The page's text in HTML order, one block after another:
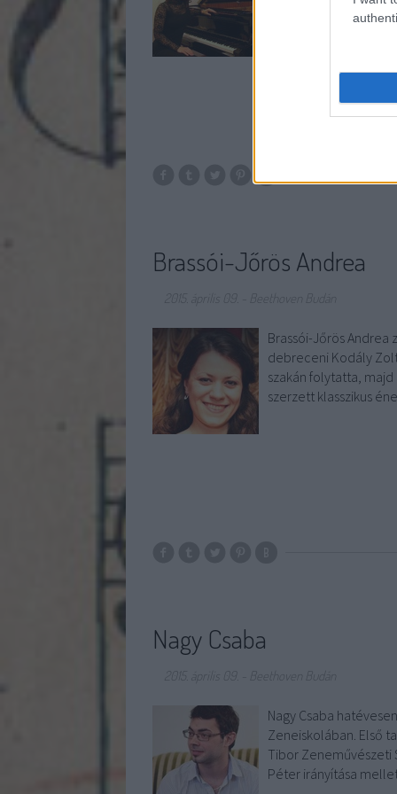
előbb
Brassói-Jőrös Andrea
Brassói-Jőrös Andrea
debreceni Kodály
szakán folytatta,
szerzett klasszikus
Nagy Csaba
Nagy Csaba
Zeneiskolában. Első
Tibor Zeneművészeti
Péter irányítása